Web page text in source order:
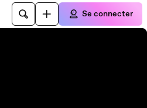
Se connecter